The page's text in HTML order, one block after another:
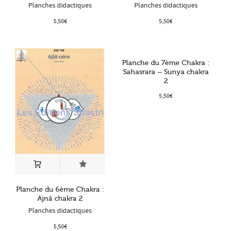
Planches didactiques
5,50€
Planches didactiques
5,50€
Planche du 6ème Chakra :
Ajnâ chakra 2
Planches didactiques
5,50€
Planche du 7ème Chakra :
Sahasrara – Sunya chakra
2
5,50€